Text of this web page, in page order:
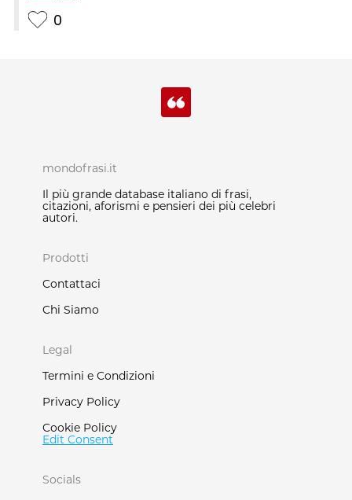
0
mondofrasi.it
Il più grande database italiano di frasi,
citazioni, aforismi e pensieri dei più celebri
autori.
Prodotti
Contattaci
Chi Siamo
Legal
Termini e Condizioni
Privacy Policy
Cookie Policy
Edit Consent
Socials